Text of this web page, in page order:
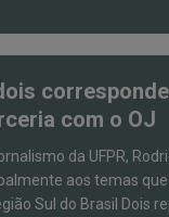
com o OJ
da UFPR,
aos temas
Sul do Brasil Dois